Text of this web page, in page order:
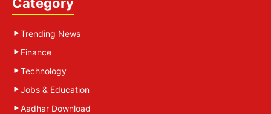
Trending News
Finance
Technology
Jobs & Education
Aadhar Download